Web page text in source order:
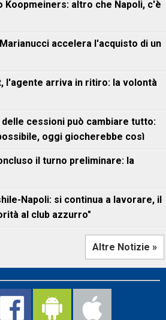
Koopmeiners: altro che Napoli, c'è
accelera l'acquisto di un
l'agente arriva in ritiro: la volontà
delle cessioni può cambiare tutto:
oggi giocherebbe così
il turno preliminare: la
Napoli: si continua a lavorare, il
al club azzurro"
Altre Notizie »